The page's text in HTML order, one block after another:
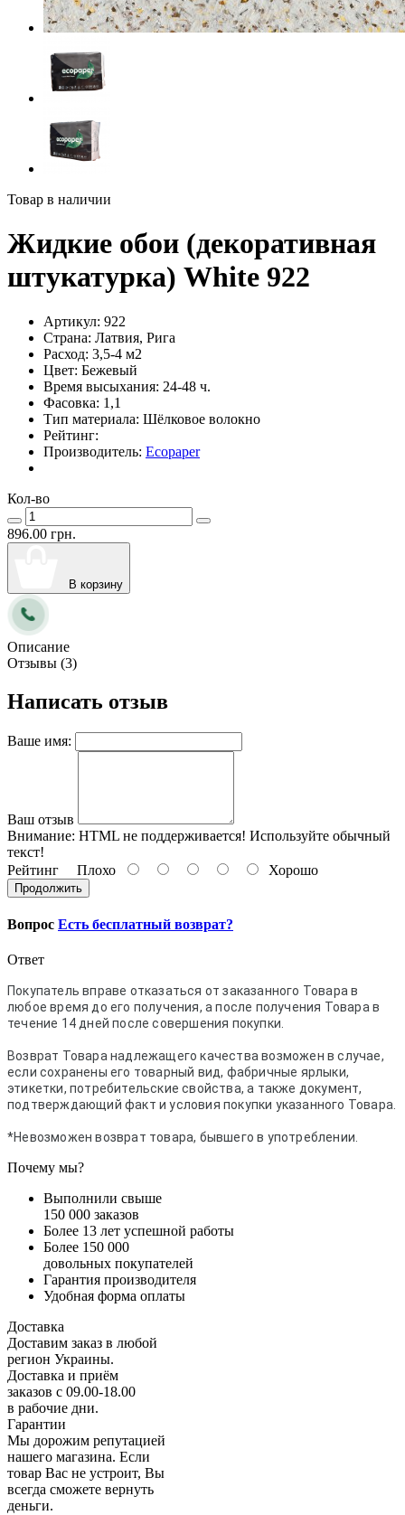
Товар в наличии
Жидкие обои (декоративная
штукатурка) White 922
Артикул: 922
Страна: Латвия, Рига
Расход: 3,5-4 м2
Цвет: Бежевый
Время высыхания: 24-48 ч.
Фасовка: 1,1
Тип материала: Шёлковое волокно
Рейтинг:
Производитель: Ecopaper
Кол-во
896.00 грн.
В корзину
Описание
Отзывы (3)
Написать отзыв
Ваше имя:
Ваш отзыв
Внимание: HTML не поддерживается! Используйте обычный
текст!
Рейтинг Плохо Хорошо
Продолжить
Вопрос Есть бесплатный возврат?
Ответ
Покупатель вправе отказаться от заказанного Товара в
любое время до его получения, а после получения Товара в
течение 14 дней после совершения покупки.
Возврат Товара надлежащего качества возможен в случае,
если сохранены его товарный вид, фабричные ярлыки,
этикетки, потребительские свойства, а также документ,
подтверждающий факт и условия покупки указанного Товара.
*Невозможен возврат товара, бывшего в употреблении.
Почему мы?
Выполнили свыше
150 000 заказов
Более 13 лет успешной работы
Более 150 000
довольных покупателей
Гарантия производителя
Удобная форма оплаты
Доставка
Доставим заказ в любой
регион Украины.
Доставка и приём
заказов с 09.00-18.00
в рабочие дни.
Гарантии
Мы дорожим репутацией
нашего магазина. Если
товар Вас не устроит, Вы
всегда сможете вернуть
деньги.